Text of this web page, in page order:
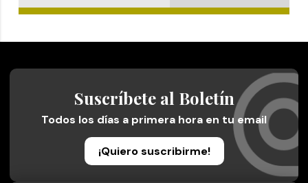
Suscríbete al Boletín
Todos los días a primera hora en tu email
¡Quiero suscribirme!